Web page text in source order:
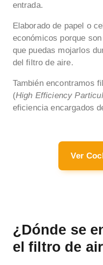
entrada.
Elaborado de papel o
económicos porque
que puedas mojarlos
del filtro de aire.
También encontramos
(High Efficiency
eficiencia encargados
Ver
¿Dónde se
el filtro de